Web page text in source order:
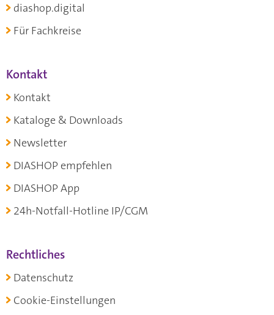
diashop.digital
Für Fachkreise
Kontakt
Kontakt
Kataloge & Downloads
Newsletter
DIASHOP empfehlen
DIASHOP App
24h-Notfall-Hotline IP/CGM
Rechtliches
Datenschutz
Cookie-Einstellungen